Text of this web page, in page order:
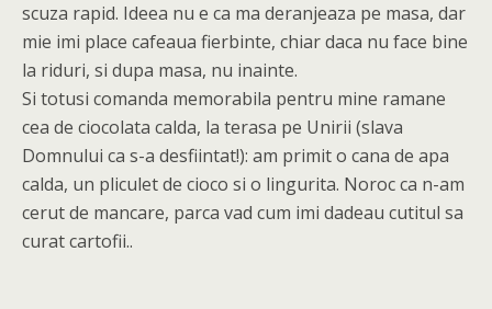
scuza rapid. Ideea nu e ca ma deranjeaza pe masa, dar
mie imi place cafeaua fierbinte, chiar daca nu face bine
la riduri, si dupa masa, nu inainte.
Si totusi comanda memorabila pentru mine ramane
cea de ciocolata calda, la terasa pe Unirii (slava
Domnului ca s-a desfiintat!): am primit o cana de apa
calda, un pliculet de cioco si o lingurita. Noroc ca n-am
cerut de mancare, parca vad cum imi dadeau cutitul sa
curat cartofii..